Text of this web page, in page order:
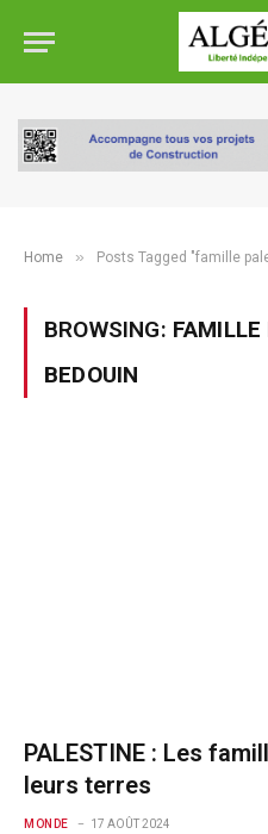
Home » Posts Tagged "famille
BROWSING:
BEDOUIN
PALESTINE : Les
leurs terres
MONDE 17 AOÛT 2024